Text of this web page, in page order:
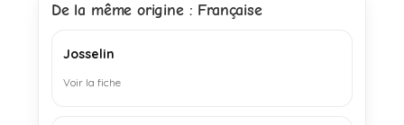
De la même origine : Française
Josselin
Voir la fiche